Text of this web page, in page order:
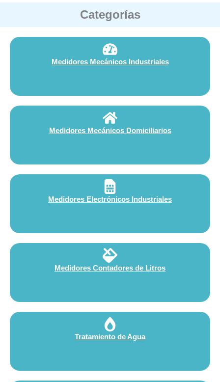
Categorías
Medidores Mecánicos Industriales
Medidores Mecánicos Domiciliarios
Medidores Electrónicos Industriales
Medidores Contadores de Litros
Tratamiento de Agua